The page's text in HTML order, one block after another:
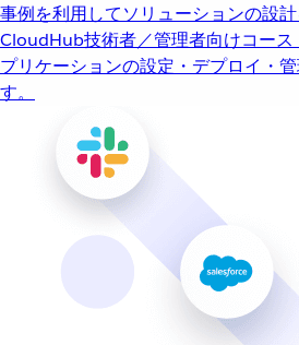
事例を利用してソリューションの設計
CloudHub技術者／管理者向けコー
プリケーションの設定・デプロイ・
す。